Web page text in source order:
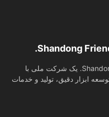
Shandong
Shandong Friend Control System Co., Ltd. یک شرکت ملی با
دقیق، تولید و خدمات